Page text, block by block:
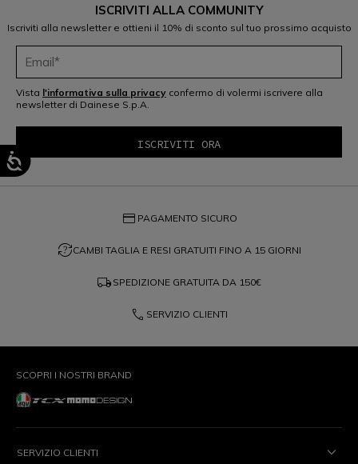
ISCRIVITI ALLA COMMUNITY
Iscriviti alla newsletter e ottieni il 10% di sconto sul tuo prossimo acquisto
Vista l'informativa sulla privacy confermo di volermi iscrivere alla
newsletter di Dainese S.p.A.
credit_card PAGAMENTO SICURO
question_exchangeCAMBI TAGLIA E RESI GRATUITI FINO A 15 GIORNI
local_shipping SPEDIZIONE GRATUITA DA 150€
phone SERVIZIO CLIENTI
SCOPRI I NOSTRI BRAND
SERVIZIO CLIENTI